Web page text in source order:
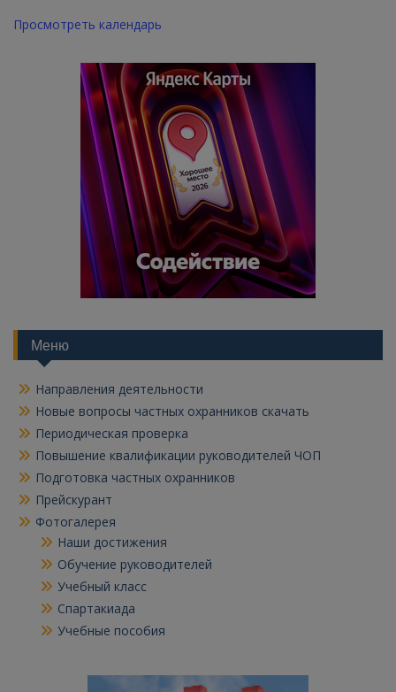
Просмотреть календарь
Меню
Направления деятельности
Новые вопросы частных охранников скачать
Периодическая проверка
Повышение квалификации руководителей ЧОП
Подготовка частных охранников
Прейскурант
Фотогалерея
Наши достижения
Обучение руководителей
Учебный класс
Спартакиада
Учебные пособия